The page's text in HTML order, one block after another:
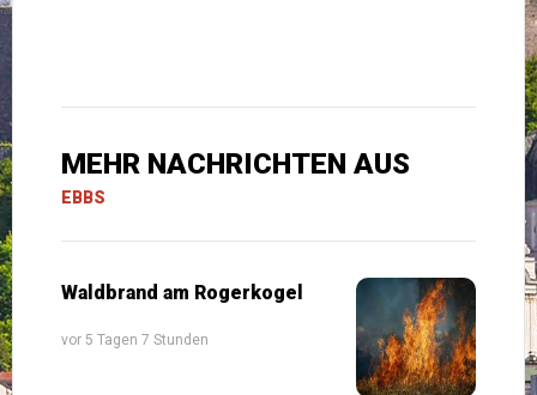
MEHR NACHRICHTEN AUS
EBBS
Waldbrand am Rogerkogel
vor 5 Tagen 7 Stunden